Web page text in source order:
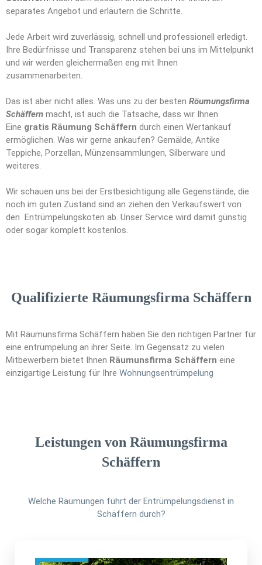
separates Angebot und erläutern die Schritte.
Jede Arbeit wird zuverlässig, schnell und professionell erledigt.
Ihre Bedürfnisse und Transparenz stehen bei uns im Mittelpunkt
und wir werden gleichermaßen eng mit Ihnen
zusammenarbeiten.
Das ist aber nicht alles. Was uns zu der besten Röumungsfirma
Schäffern macht, ist auch die Tatsache, dass wir Ihnen
Eine gratis Räumung Schäffern durch einen Wertankauf
ermöglichen. Was wir gerne ankaufen? Gemälde, Antike
Teppiche, Porzellan, Münzensammlungen, Silberware und
weiteres.
Wir schauen uns bei der Erstbesichtigung alle Gegenstände, die
noch im guten Zustand sind an ziehen den Verkaufswert von
den Entrümpelungskoten ab. Unser Service wird damit günstig
oder sogar komplett kostenlos.
Qualifizierte Räumungsfirma Schäffern
Mit Räumunsfirma Schäffern haben Sie den richtigen Partner für
eine entrümpelung an ihrer Seite. Im Gegensatz zu vielen
Mitbewerbern bietet Ihnen Räumunsfirma Schäffern eine
einzigartige Leistung für Ihre Wohnungsentrümpelung
Leistungen von Räumungsfirma
Schäffern
Welche Räumungen führt der Entrümpelungsdienst in
Schäffern durch?